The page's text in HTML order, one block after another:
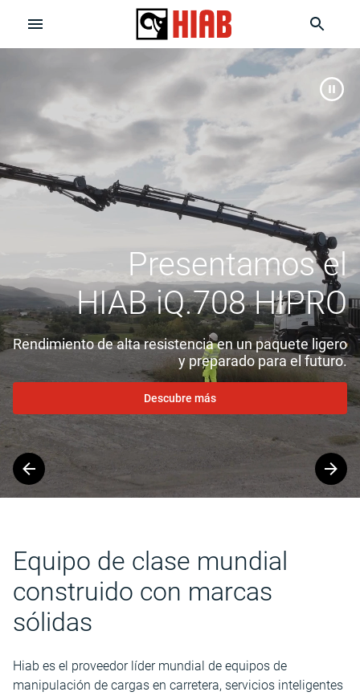
Presentamos el
HIAB iQ.708 HIPRO
Rendimiento de alta resistencia en un paquete ligero
y preparado para el futuro.
Descubre más
Equipo de clase mundial
construido con marcas
sólidas
Hiab es el proveedor líder mundial de equipos de
manipulación de cargas en carretera, servicios inteligentes